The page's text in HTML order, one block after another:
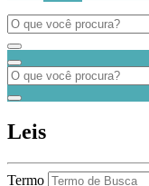
Leis
Termo